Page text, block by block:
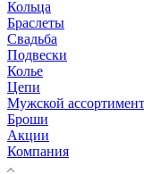
Кольца
Браслеты
Свадьба
Подвески
Колье
Цепи
Мужской ассортимент
Броши
Акции
Компания